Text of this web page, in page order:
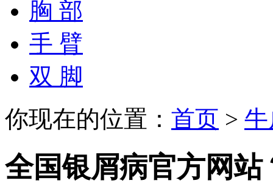
胸 部
手 臂
双 脚
你现在的位置： 首页 >
全国银屑病官方网